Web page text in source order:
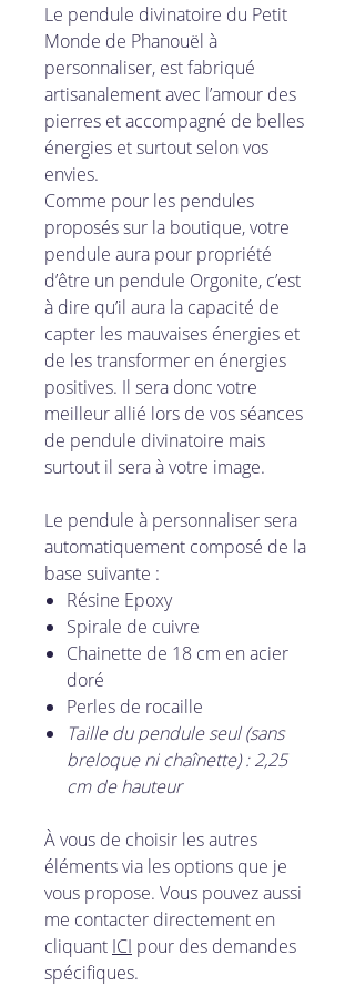
Le pendule divinatoire du Petit
Monde de Phanouël à
personnaliser, est fabriqué
artisanalement avec l’amour des
pierres et accompagné de belles
énergies et surtout selon vos
envies.
Comme pour les pendules
proposés sur la boutique, votre
pendule aura pour propriété
d’être un pendule Orgonite, c’est
à dire qu’il aura la capacité de
capter les mauvaises énergies et
de les transformer en énergies
positives. Il sera donc votre
meilleur allié lors de vos séances
de pendule divinatoire mais
surtout il sera à votre image.
Le pendule à personnaliser sera
automatiquement composé de la
base suivante :
Résine Epoxy
Spirale de cuivre
Chainette de 18 cm en acier
doré
Perles de rocaille
Taille du pendule seul (sans
breloque ni chaînette) : 2,25
cm de hauteur
À vous de choisir les autres
éléments via les options que je
vous propose. Vous pouvez aussi
me contacter directement en
cliquant ICI pour des demandes
spécifiques.